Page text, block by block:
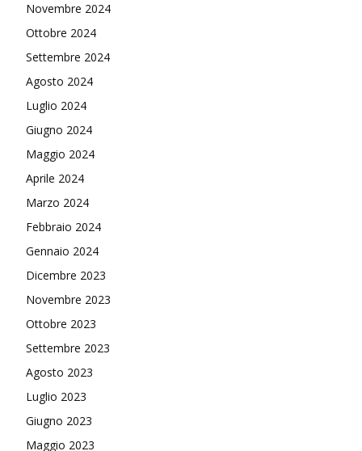
Novembre 2024
Ottobre 2024
Settembre 2024
Agosto 2024
Luglio 2024
Giugno 2024
Maggio 2024
Aprile 2024
Marzo 2024
Febbraio 2024
Gennaio 2024
Dicembre 2023
Novembre 2023
Ottobre 2023
Settembre 2023
Agosto 2023
Luglio 2023
Giugno 2023
Maggio 2023